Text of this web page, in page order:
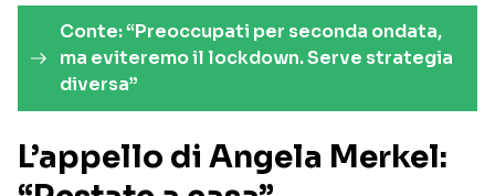
Conte: “Preoccupati per seconda ondata,
ma eviteremo il lockdown. Serve strategia
diversa”
L’appello di Angela Merkel: